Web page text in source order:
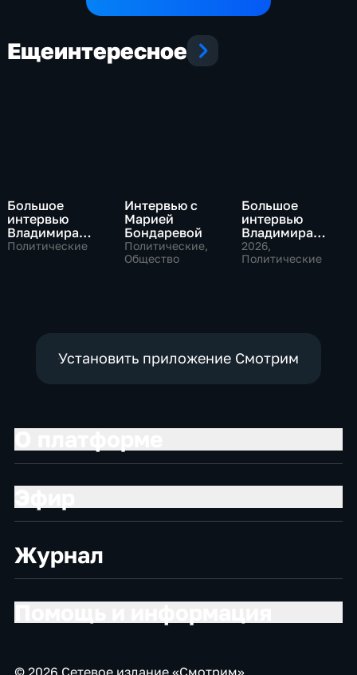
Ещеинтересное
Большое
интервью
Владимира
Путина Сергею
Политические
Интервью с
Марией
Бондаревой
Политические,
Общество
Большое
интервью
Владимира
Соловьева
Роджеру
2026,
Политические
Установить приложение Смотрим
Журнал
© 2026 Сетевое издание «Смотрим»